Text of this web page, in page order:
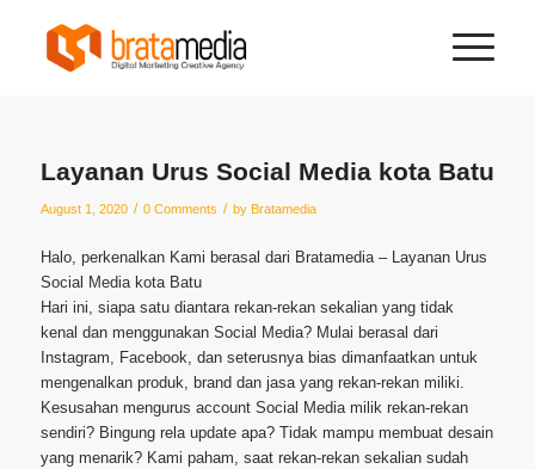
Layanan Urus Social Media kota Batu
August 1, 2020 / 0 Comments / by Bratamedia
Halo, perkenalkan Kami berasal dari Bratamedia – Layanan Urus
Social Media kota Batu
Hari ini, siapa satu diantara rekan-rekan sekalian yang tidak
kenal dan menggunakan Social Media? Mulai berasal dari
Instagram, Facebook, dan seterusnya bias dimanfaatkan untuk
mengenalkan produk, brand dan jasa yang rekan-rekan miliki.
Kesusahan mengurus account Social Media milik rekan-rekan
sendiri? Bingung rela update apa? Tidak mampu membuat desain
yang menarik? Kami paham, saat rekan-rekan sekalian sudah